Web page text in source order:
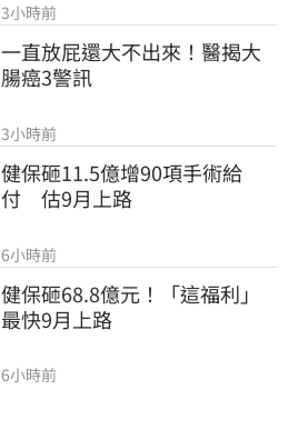
3小時前
一直放屁還大不出來！醫揭大
腸癌3警訊
3小時前
健保砸11.5億增90項手術給
付　估9月上路
6小時前
健保砸68.8億元！「這福利」
最快9月上路
6小時前